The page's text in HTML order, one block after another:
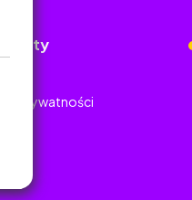
Prywatności